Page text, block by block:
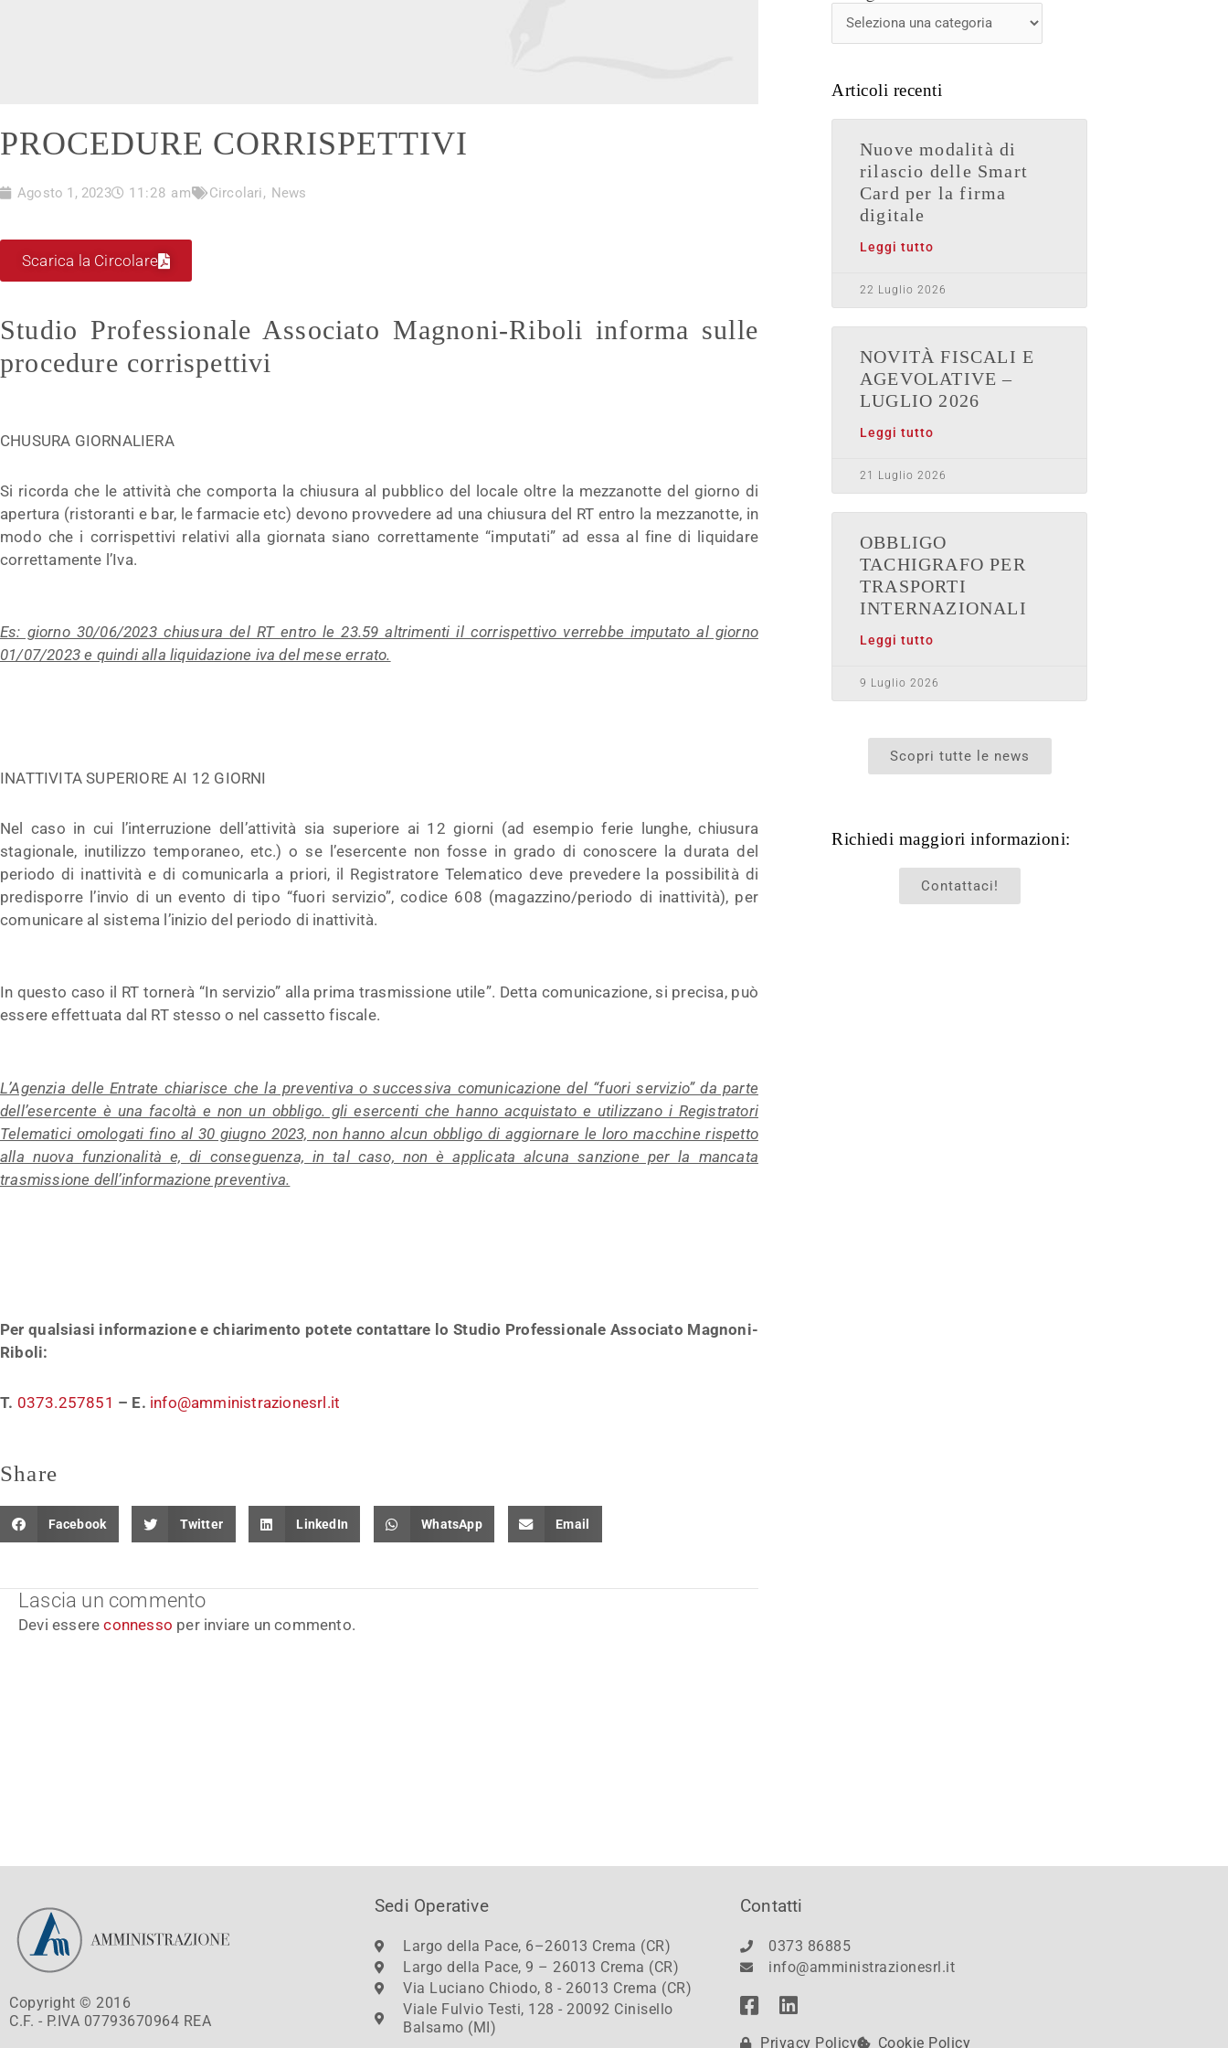
PROCEDURE CORRISPETTIVI
Agosto 1, 2023 11:28 am Circolari, News
Scarica la Circolare
Studio Professionale Associato Magnoni-Riboli informa sulle
procedure corrispettivi
CHUSURA GIORNALIERA
Si ricorda che le attività che comporta la chiusura al pubblico del locale oltre la mezzanotte del giorno di
apertura (ristoranti e bar, le farmacie etc) devono provvedere ad una chiusura del RT entro la mezzanotte, in
modo che i corrispettivi relativi alla giornata siano correttamente “imputati” ad essa al fine di liquidare
correttamente l’Iva.
Es: giorno 30/06/2023 chiusura del RT entro le 23.59 altrimenti il corrispettivo verrebbe imputato al giorno
01/07/2023 e quindi alla liquidazione iva del mese errato.
INATTIVITA SUPERIORE AI 12 GIORNI
Nel caso in cui l’interruzione dell’attività sia superiore ai 12 giorni (ad esempio ferie lunghe, chiusura
stagionale, inutilizzo temporaneo, etc.) o se l’esercente non fosse in grado di conoscere la durata del
periodo di inattività e di comunicarla a priori, il Registratore Telematico deve prevedere la possibilità di
predisporre l’invio di un evento di tipo “fuori servizio”, codice 608 (magazzino/periodo di inattività), per
comunicare al sistema l’inizio del periodo di inattività.
In questo caso il RT tornerà “In servizio” alla prima trasmissione utile”. Detta comunicazione, si precisa, può
essere effettuata dal RT stesso o nel cassetto fiscale.
L’Agenzia delle Entrate chiarisce che la preventiva o successiva comunicazione del “fuori servizio” da parte
dell’esercente è una facoltà e non un obbligo. gli esercenti che hanno acquistato e utilizzano i Registratori
Telematici omologati fino al 30 giugno 2023, non hanno alcun obbligo di aggiornare le loro macchine rispetto
alla nuova funzionalità e, di conseguenza, in tal caso, non è applicata alcuna sanzione per la mancata
trasmissione dell’informazione preventiva.
Per qualsiasi informazione e chiarimento potete contattare lo Studio Professionale Associato Magnoni-
Riboli:
T. 0373.257851 – E. info@amministrazionesrl.it
Share
Facebook Twitter LinkedIn WhatsApp Email
Lascia un commento
Devi essereconnesso per inviare un commento.
News
Articoli recenti
Nuove modalità di
rilascio delle Smart
Card per la firma
digitale
Leggi tutto
22 Luglio 2026
NOVITÀ FISCALI E
AGEVOLATIVE –
LUGLIO 2026
Leggi tutto
21 Luglio 2026
OBBLIGO
TACHIGRAFO PER
TRASPORTI
INTERNAZIONALI
Leggi tutto
9 Luglio 2026
Scopri tutte le news
Richiedi maggiori informazioni:
Contattaci!
Copyright © 2016
C.F. - P.IVA 07793670964 REA
Sedi Operative
Largo della Pace, 6–26013 Crema (CR)
Largo della Pace, 9 – 26013 Crema (CR)
Via Luciano Chiodo, 8 - 26013 Crema (CR)
Viale Fulvio Testi, 128 - 20092 Cinisello
Balsamo (MI)
Contatti
0373 86885
info@amministrazionesrl.it
Privacy Policy Cookie Policy